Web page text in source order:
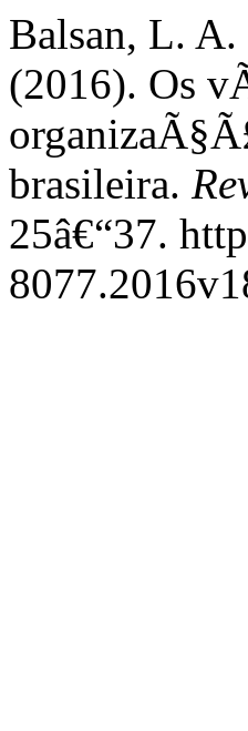
Balsan, L.
(2016). Os
brasileira.
25â€“37.